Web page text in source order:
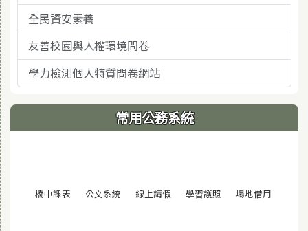
全民資安素養
友善校園與人權環境問卷
學力檢測個人特質問卷網站
常用公務系統
橋中課表 (另開視窗)
公文系統 (另開視窗)
線上請假 (另開視窗)
學習護照 (另開視窗)
場地借用